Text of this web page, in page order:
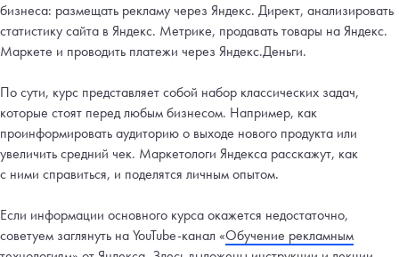
бизнеса: размещать рекламу через Яндекс. Директ, анализировать
статистику сайта в Яндекс. Метрике, продавать товары на Яндекс.
Маркете и проводить платежи через Яндекс.Деньги.
По сути, курс представляет собой набор классических задач,
которые стоят перед любым бизнесом. Например, как
проинформировать аудиторию о выходе нового продукта или
увеличить средний чек. Маркетологи Яндекса расскажут, как
с ними справиться, и поделятся личным опытом.
Если информации основного курса окажется недостаточно,
советуем заглянуть на YouTube-канал «Обучение рекламным